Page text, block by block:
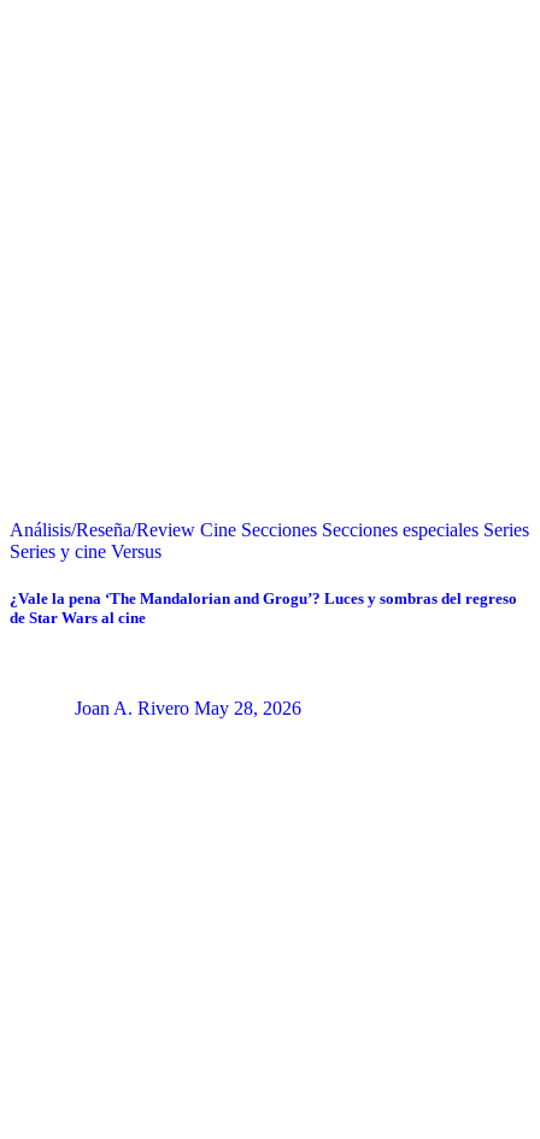
Análisis/Reseña/Review Cine Secciones Secciones especiales Series
Series y cine Versus
¿Vale la pena ‘The Mandalorian and Grogu’? Luces y sombras del regreso
de Star Wars al cine
Joan A. Rivero May 28, 2026